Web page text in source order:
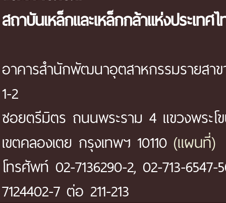
สถาบันเหล็กและเหล็กกล้าแห่งประเทศ
อาคารสำนักพัฒนาอุตสาหกรรมรายสา
1-2
ซอยตรีมิตร ถนนพระราม 4 แขวงพระโ
เขตคลองเตย กรุงเทพฯ 10110 (แผนที่)
โทรศัพท์ 02-7136290-2, 02-713-6547-
7124402-7 ต่อ 211-213